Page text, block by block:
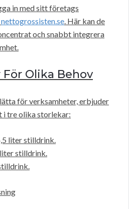
in med sitt företags
nettogrossisten.se. Här kan de
och snabbt integrera
Olika Behov
för verksamheter, erbjuder
i tre olika storlekar:
liter stilldrink.
stilldrink.